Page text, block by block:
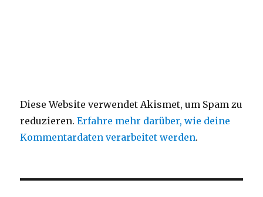
Diese Website verwendet Akismet, um Spam zu
reduzieren.Erfahre mehr darüber, wie deine
Kommentardaten verarbeitet werden.